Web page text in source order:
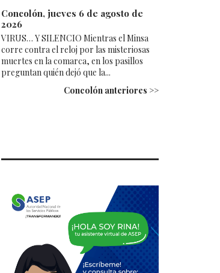
Concolón, jueves 6 de agosto de
2026
VIRUS… Y SILENCIO Mientras el Minsa
corre contra el reloj por las misteriosas
muertes en la comarca, en los pasillos
preguntan quién dejó que la...
Concolón anteriores >>